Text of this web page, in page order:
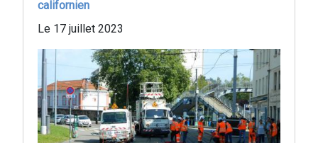
californien
Le 17 juillet 2023